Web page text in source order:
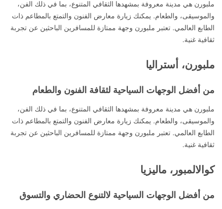
ملبورن هي مدينة معروفة بمشهدها الثقافي المتنوع، بما في ذلك الفن،
والموسيقى، والطعام. يمكنك زيارة معارض الفنون والتمتع بالمطاعم ذات
الطابع العالمي. تعتبر ملبورن وجهة ممتازة للمسافرين الباحثين عن تجربة
ثقافية غنية.
ملبورن، أستراليا
من أفضل الوجهات السياحية لثقافة الفنون والطعام
ملبورن هي مدينة معروفة بمشهدها الثقافي المتنوع، بما في ذلك الفن،
والموسيقى، والطعام. يمكنك زيارة معارض الفنون والتمتع بالمطاعم ذات
الطابع العالمي. تعتبر ملبورن وجهة ممتازة للمسافرين الباحثين عن تجربة
ثقافية غنية.
كوالالمبور، ماليزيا
من أفضل الوجهات السياحية لالتنوع الحضاري والتسوق